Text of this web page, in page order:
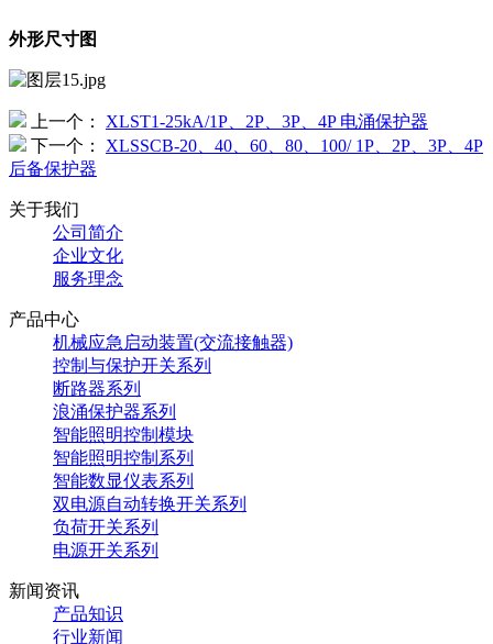
外形尺寸图
上一个：
XLST1-25kA/1P、2P、3P、4P 电涌保护器
下一个：
XLSSCB-20、40、60、80、100/ 1P、2P、3P、4P
后备保护器
关于我们
公司简介
企业文化
服务理念
产品中心
机械应急启动装置(交流接触器)
控制与保护开关系列
断路器系列
浪涌保护器系列
智能照明控制模块
智能照明控制系列
智能数显仪表系列
双电源自动转换开关系列
负荷开关系列
电源开关系列
新闻资讯
产品知识
行业新闻